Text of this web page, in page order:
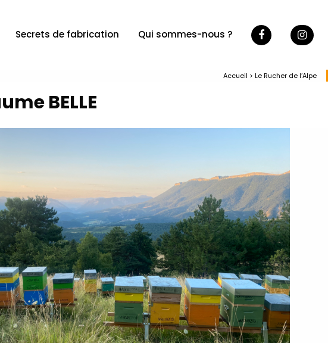
Secrets de fabrication Qui sommes-nous ?
Accueil > Le Rucher de l’Alpe
BELLE